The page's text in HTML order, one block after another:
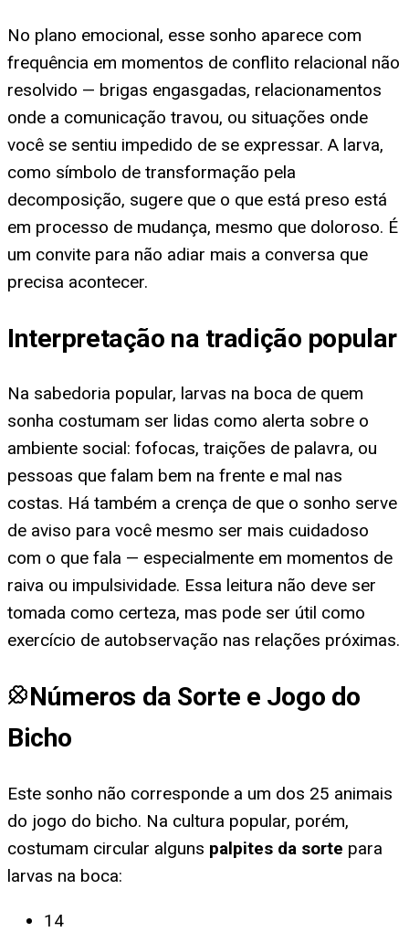
No plano emocional, esse sonho aparece com
frequência em momentos de conflito relacional não
resolvido — brigas engasgadas, relacionamentos
onde a comunicação travou, ou situações onde
você se sentiu impedido de se expressar. A larva,
como símbolo de transformação pela
decomposição, sugere que o que está preso está
em processo de mudança, mesmo que doloroso. É
um convite para não adiar mais a conversa que
precisa acontecer.
Interpretação na tradição popular
Na sabedoria popular, larvas na boca de quem
sonha costumam ser lidas como alerta sobre o
ambiente social: fofocas, traições de palavra, ou
pessoas que falam bem na frente e mal nas
costas. Há também a crença de que o sonho serve
de aviso para você mesmo ser mais cuidadoso
com o que fala — especialmente em momentos de
raiva ou impulsividade. Essa leitura não deve ser
tomada como certeza, mas pode ser útil como
exercício de autobservação nas relações próximas.
Números da Sorte e Jogo do
Bicho
Este sonho não corresponde a um dos 25 animais
do jogo do bicho. Na cultura popular, porém,
costumam circular alguns palpites da sorte para
larvas na boca:
14